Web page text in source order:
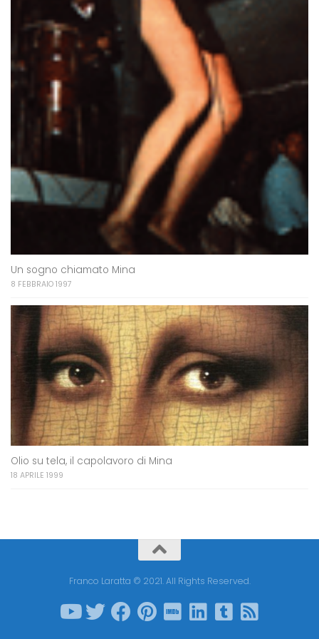
Un sogno chiamato Mina
8 FEBBRAIO 1997
Olio su tela, il capolavoro di Mina
18 APRILE 1999
Franco Laratta © 2021. All Rights Reserved.